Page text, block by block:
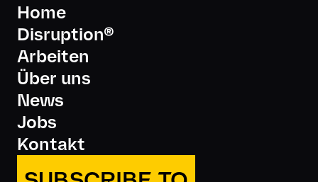
Home
Disruption®
Arbeiten
Über uns
News
Jobs
Kontakt